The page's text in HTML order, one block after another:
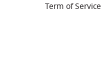
Term of Service